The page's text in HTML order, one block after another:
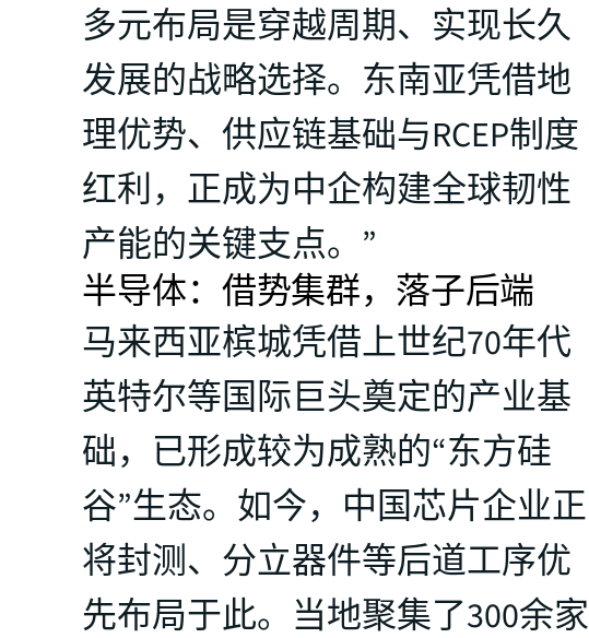
多元布局是穿越周期、实现长久
发展的战略选择。东南亚凭借地
理优势、供应链基础与RCEP制度
红利，正成为中企构建全球韧性
产能的关键支点。”
半导体：借势集群，落子后端
马来西亚槟城凭借上世纪70年代
英特尔等国际巨头奠定的产业基
础，已形成较为成熟的“东方硅
谷”生态。如今，中国芯片企业正
将封测、分立器件等后道工序优
先布局于此。当地聚集了300余家